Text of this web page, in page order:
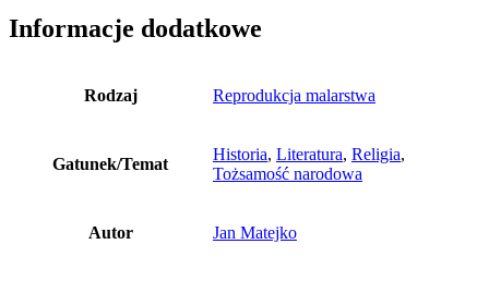
Informacje dodatkowe
Rodzaj Reprodukcja malarstwa
Gatunek/Temat
Historia, Literatura, Religia,
Tożsamość narodowa
Autor Jan Matejko